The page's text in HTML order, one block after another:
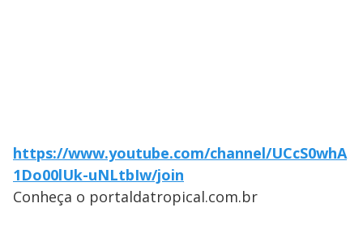
https://www.youtube.com/channel/UCcS0whA
1Do00lUk-uNLtbIw/join
Conheça o portaldatropical.com.br